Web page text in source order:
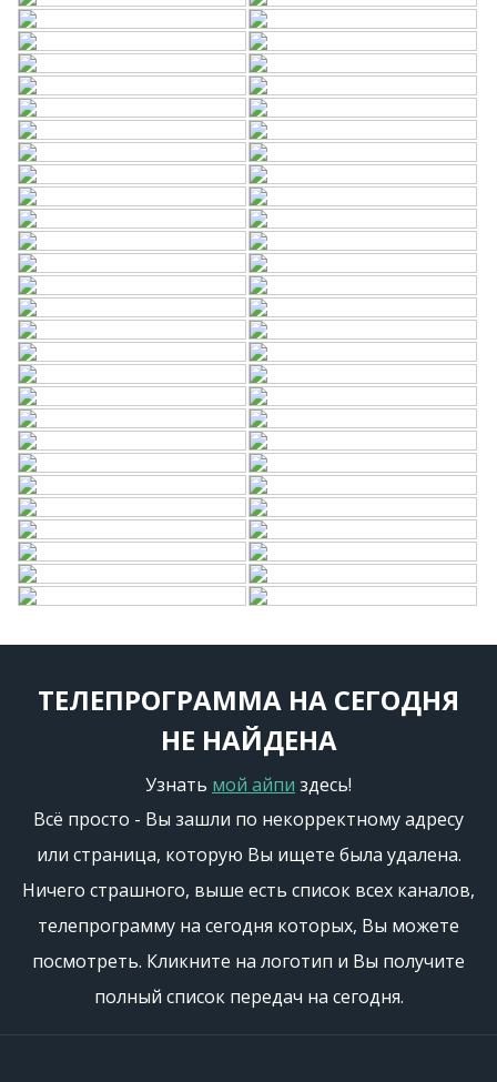
ТЕЛЕПРОГРАММА НА СЕГОДНЯ
НЕ НАЙДЕНА
Узнать мой айпи здесь!
Всё просто - Вы зашли по некорректному адресу
или страница, которую Вы ищете была удалена.
Ничего страшного, выше есть список всех каналов,
телепрограмму на сегодня которых, Вы можете
посмотреть. Кликните на логотип и Вы получите
полный список передач на сегодня.